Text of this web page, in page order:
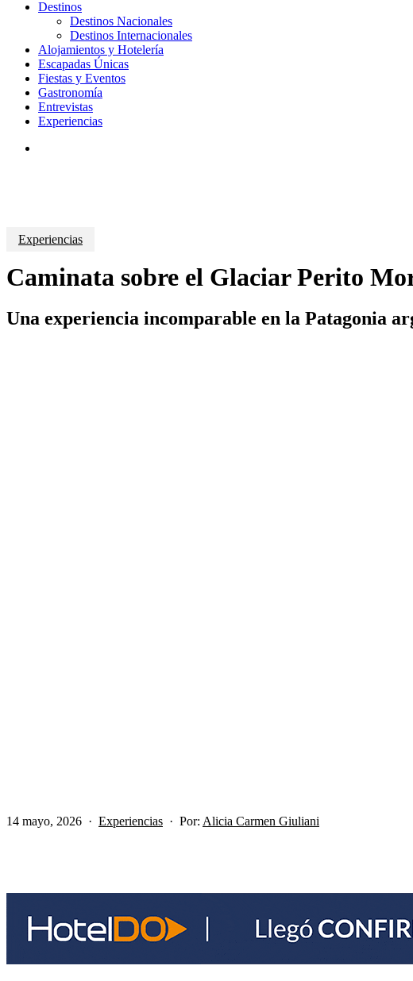
Destinos
Destinos Nacionales
Destinos Internacionales
Alojamientos y Hotelería
Escapadas Únicas
Fiestas y Eventos
Gastronomía
Entrevistas
Experiencias
Experiencias
Caminata sobre el Glaciar Perito
Una experiencia incomparable en la Patagonia
14 mayo, 2026 Experiencias Por: Alicia Carmen Giuliani